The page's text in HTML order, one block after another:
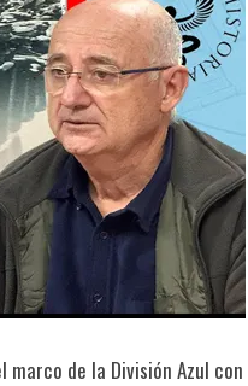
de la División Azul con